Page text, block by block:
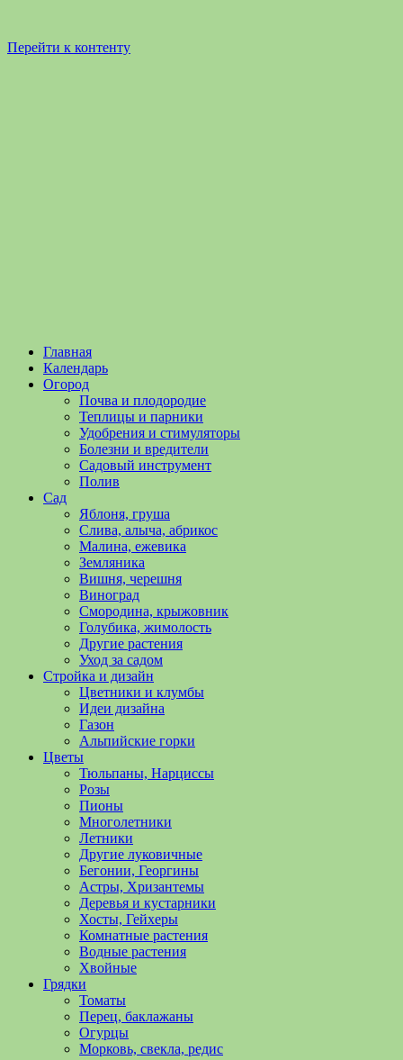
Перейти к контенту
Садоводство
Огородничество
Садоводство
огородничество
полезные
уходу
овощами,
растениями
Поможем
обустройстве
выращивании
Главная
Календарь
Огород
Почва и плодородие
Теплицы и парники
Удобрения и стимуляторы
Болезни и вредители
Садовый инструмент
Полив
Сад
Яблоня, груша
Слива, алыча, абрикос
Малина, ежевика
Земляника
Вишня, черешня
Виноград
Смородина, крыжовник
Голубика, жимолость
Другие растения
Уход за садом
Стройка и дизайн
Цветники и клумбы
Идеи дизайна
Газон
Альпийские горки
Цветы
Тюльпаны, Нарциссы
Розы
Пионы
Многолетники
Летники
Другие луковичные
Бегонии, Георгины
Астры, Хризантемы
Деревья и кустарники
Хосты, Гейхеры
Комнатные растения
Водные растения
Хвойные
Грядки
Томаты
Перец, баклажаны
Огурцы
Морковь, свекла, редис